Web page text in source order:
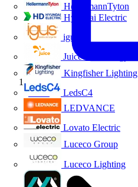
HellermannTyton
Hyundai Electric
igus
Juice Technology
Kingfisher Lighting
LedsC4
LEDVANCE
Lovato Electric
Luceco Group
Luceco Lighting
Inicio